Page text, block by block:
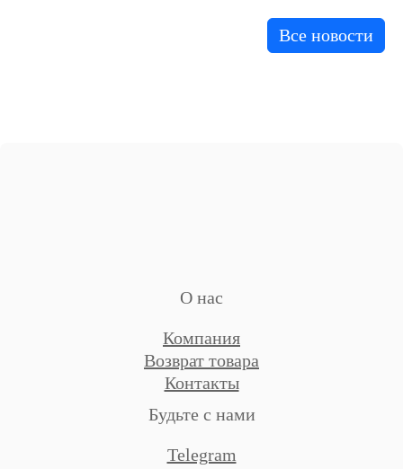
Все новости
О нас
Компания
Возврат товара
Контакты
Будьте с нами
Telegram